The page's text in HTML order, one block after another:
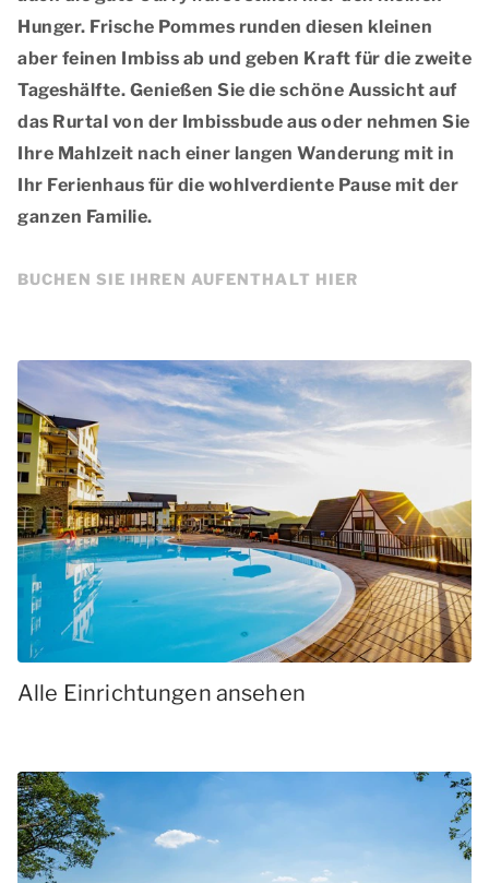
Hunger. Frische Pommes runden diesen kleinen
aber feinen Imbiss ab und geben Kraft für die zweite
Tageshälfte. Genießen Sie die schöne Aussicht auf
das Rurtal von der Imbissbude aus oder nehmen Sie
Ihre Mahlzeit nach einer langen Wanderung mit in
Ihr Ferienhaus für die wohlverdiente Pause mit der
ganzen Familie.
BUCHEN SIE IHREN AUFENTHALT HIER
Alle Einrichtungen ansehen